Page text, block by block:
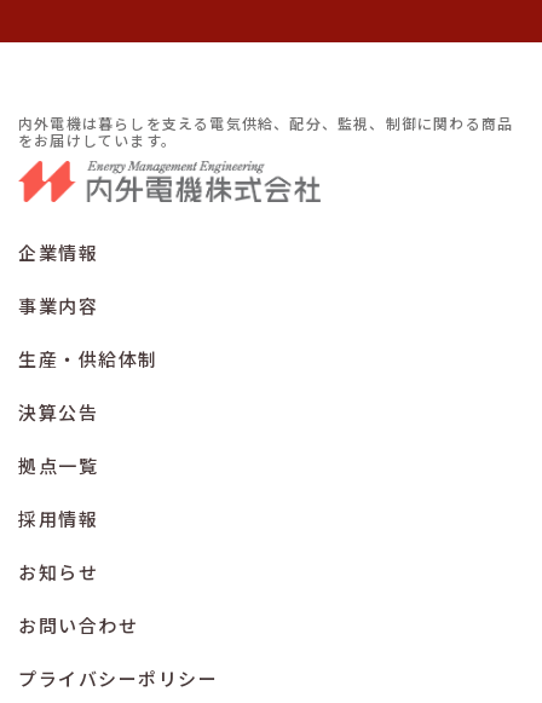
内外電機は暮らしを支える電気供給、配分、監視、制御に関わる商品
をお届けしています。
企業情報
事業内容
生産・供給体制
決算公告
拠点一覧
採用情報
お知らせ
お問い合わせ
プライバシーポリシー